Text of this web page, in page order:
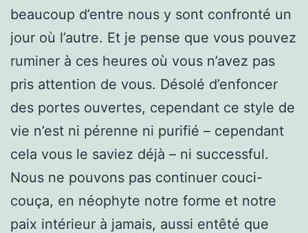
beaucoup d’entre nous y sont confronté un
jour où l’autre. Et je pense que vous pouvez
ruminer à ces heures où vous n’avez pas
pris attention de vous. Désolé d’enfoncer
des portes ouvertes, cependant ce style de
vie n’est ni pérenne ni purifié – cependant
cela vous le saviez déjà – ni successful.
Nous ne pouvons pas continuer couci-
couça, en néophyte notre forme et notre
paix intérieur à jamais, aussi entêté que